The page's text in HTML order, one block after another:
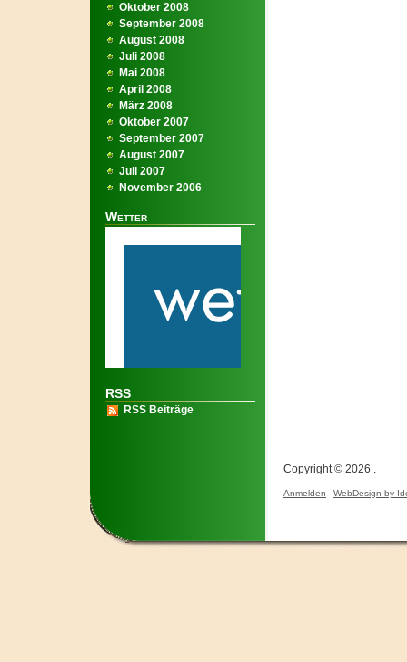
Oktober 2008
September 2008
August 2008
Juli 2008
Mai 2008
April 2008
März 2008
Oktober 2007
September 2007
August 2007
Juli 2007
November 2006
Wetter
RSS
RSS Beiträge
Copyright © 2026 .
Anmelden WebDesign by